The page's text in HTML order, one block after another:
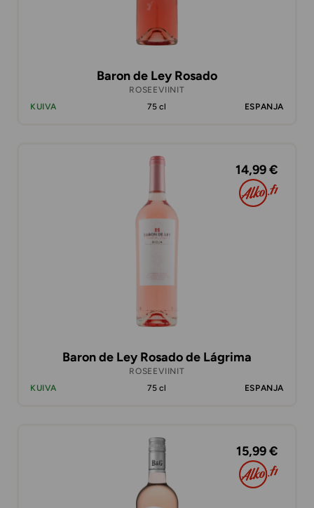
Baron de Ley Rosado
ROSEEVIINIT
KUIVA
75 cl ESPANJA
14,99 €
Baron de Ley Rosado de Lágrima
ROSEEVIINIT
KUIVA
75 cl ESPANJA
15,99 €